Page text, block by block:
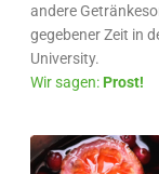
andere
gegebener Zeit in
University.
Wir sagen: Prost!